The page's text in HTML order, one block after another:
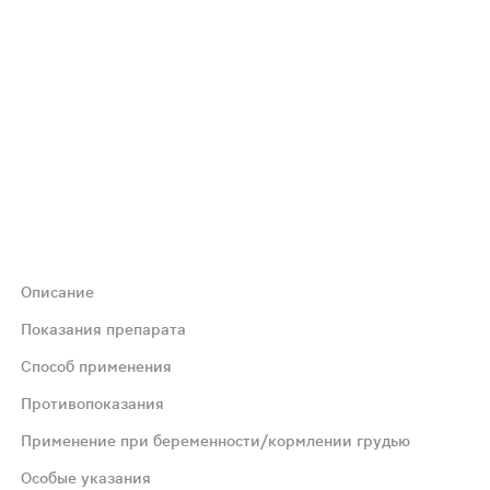
происхождения, в состав которой
рекомендуется проконсультироваться с врачом.
Описание
Показания препарата
Способ применения
Противопоказания
Применение при беременности/кормлении грудью
Особые указания